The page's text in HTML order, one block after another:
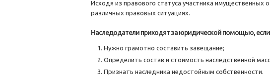
Исходя из правового статуса участника
различных правовых ситуациях.
Наследодатели приходят за юридической помощью,
Нужно грамотно составить завещание;
Определить состав и стоимость наследственной
Признать наследника недостойным собственности.